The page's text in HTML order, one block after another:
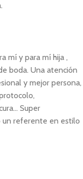
mí y para mí hija ,
boda. Una atención
y mejor persona,
Super
un referente en estilo